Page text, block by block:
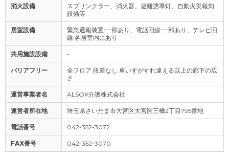
消火設備
スプリンクラー、消火器、避難誘導灯、自動火災報知
設備等
居室設備
緊急通報装置:一部あり、電話回線:一部あり、テレビ回
線:各居室内にあり
共用施設設備 -
バリアフリー
全フロア 段差なし 車いすがすれ違える以上の廊下の広
さ
運営事業者名 ALSOK介護株式会社
運営者所在地 埼玉県さいたま市大宮区大宮区三橋2丁目795番地
電話番号 042-352-3072
FAX番号 042-352-3070